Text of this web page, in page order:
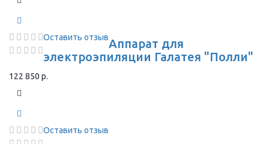
Оставить отзывАппарат для
электроэпиляции Галатея "Полли"
122 850 р.
Оставить отзыв